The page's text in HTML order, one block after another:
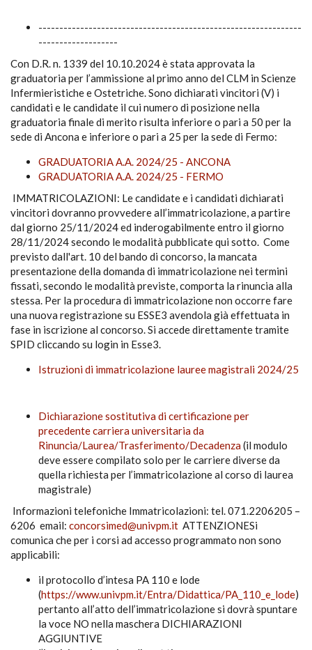
---------------------------------------------------------------
-------------------
Con D.R. n. 1339 del 10.10.2024 è stata approvata la
graduatoria per l’ammissione al primo anno del CLM in Scienze
Infermieristiche e Ostetriche. Sono dichiarati vincitori (V) i
candidati e le candidate il cui numero di posizione nella
graduatoria finale di merito risulta inferiore o pari a 50 per la
sede di Ancona e inferiore o pari a 25 per la sede di Fermo:
GRADUATORIA A.A. 2024/25 - ANCONA
GRADUATORIA A.A. 2024/25 - FERMO
IMMATRICOLAZIONI: Le candidate e i candidati dichiarati
vincitori dovranno provvedere all’immatricolazione, a partire
dal giorno 25/11/2024 ed inderogabilmente entro il giorno
28/11/2024 secondo le modalità pubblicate qui sotto. Come
previsto dall'art. 10 del bando di concorso, la mancata
presentazione della domanda di immatricolazione nei termini
fissati, secondo le modalità previste, comporta la rinuncia alla
stessa. Per la procedura di immatricolazione non occorre fare
una nuova registrazione su ESSE3 avendola già effettuata in
fase in iscrizione al concorso. Si accede direttamente tramite
SPID cliccando su login in Esse3.
Istruzioni di immatricolazione lauree magistrali 2024/25
Dichiarazione sostitutiva di certificazione per
precedente carriera universitaria da
Rinuncia/Laurea/Trasferimento/Decadenza(il modulo
deve essere compilato solo per le carriere diverse da
quella richiesta per l’immatricolazione al corso di laurea
magistrale)
Informazioni telefoniche Immatricolazioni: tel. 071.2206205 –
6206 email: concorsimed@univpm.it ATTENZIONESi
comunica che per i corsi ad accesso programmato non sono
applicabili:
il protocollo d’intesa PA 110 e lode
(https://www.univpm.it/Entra/Didattica/PA_110_e_lode)
pertanto all’atto dell’immatricolazione si dovrà spuntare
la voce NO nella maschera DICHIARAZIONI
AGGIUNTIVE